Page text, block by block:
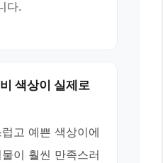
다.
색상이 실제로
고 예쁜 색상이에
이 훨씬 만족스러